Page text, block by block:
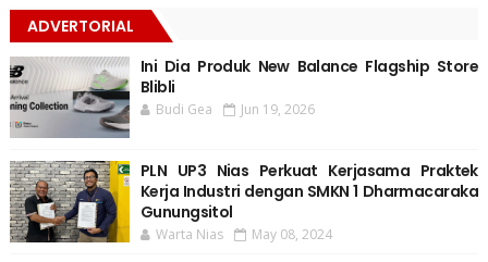
ADVERTORIAL
Ini Dia Produk New Balance Flagship Store
Blibli
Budi Gea Jun 19, 2026
PLN UP3 Nias Perkuat Kerjasama Praktek
Kerja Industri dengan SMKN 1 Dharmacaraka
Gunungsitol
Warta Nias May 08, 2024